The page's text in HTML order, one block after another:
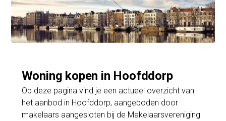
Woning kopen in Hoofddorp
Op deze pagina vind je een actueel overzicht van
het aanbod in Hoofddorp, aangeboden door
makelaars aangesloten bij de Makelaarsvereniging